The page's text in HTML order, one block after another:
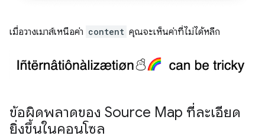
เมื่อวางเมาส์เหนือค่า content คุณจะเห็นค่าที่ไม่ได้หลีก
ข้อผิดพลาดของ Source Map ที่ละเอียด
ยิ่งขึ้นในคอนโซล